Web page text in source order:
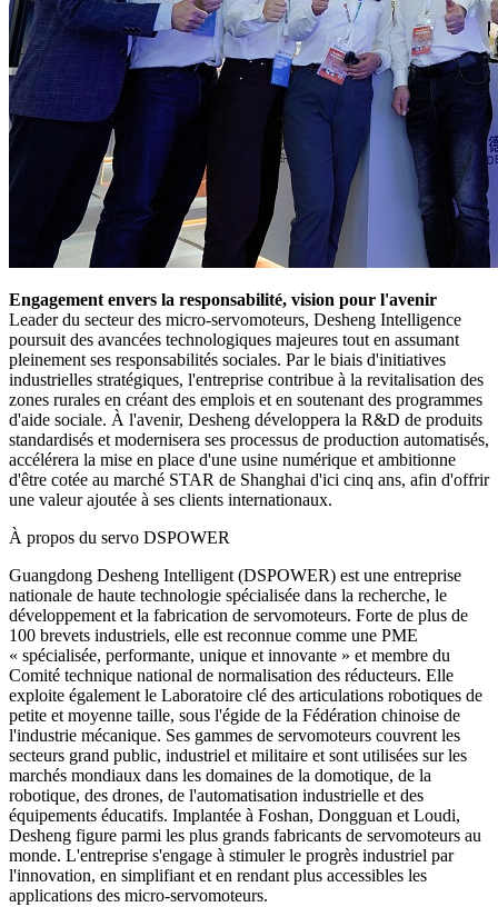
Engagement envers la responsabilité, vision pour l'avenir
Leader du secteur des micro-servomoteurs, Desheng Intelligence
poursuit des avancées technologiques majeures tout en assumant
pleinement ses responsabilités sociales. Par le biais d'initiatives
industrielles stratégiques, l'entreprise contribue à la revitalisation des
zones rurales en créant des emplois et en soutenant des programmes
d'aide sociale. À l'avenir, Desheng développera la R&D de produits
standardisés et modernisera ses processus de production automatisés,
accélérera la mise en place d'une usine numérique et ambitionne
d'être cotée au marché STAR de Shanghai d'ici cinq ans, afin d'offrir
une valeur ajoutée à ses clients internationaux.
À propos du servo DSPOWER
Guangdong Desheng Intelligent (DSPOWER) est une entreprise
nationale de haute technologie spécialisée dans la recherche, le
développement et la fabrication de servomoteurs. Forte de plus de
100 brevets industriels, elle est reconnue comme une PME
« spécialisée, performante, unique et innovante » et membre du
Comité technique national de normalisation des réducteurs. Elle
exploite également le Laboratoire clé des articulations robotiques de
petite et moyenne taille, sous l'égide de la Fédération chinoise de
l'industrie mécanique. Ses gammes de servomoteurs couvrent les
secteurs grand public, industriel et militaire et sont utilisées sur les
marchés mondiaux dans les domaines de la domotique, de la
robotique, des drones, de l'automatisation industrielle et des
équipements éducatifs. Implantée à Foshan, Dongguan et Loudi,
Desheng figure parmi les plus grands fabricants de servomoteurs au
monde. L'entreprise s'engage à stimuler le progrès industriel par
l'innovation, en simplifiant et en rendant plus accessibles les
applications des micro-servomoteurs.